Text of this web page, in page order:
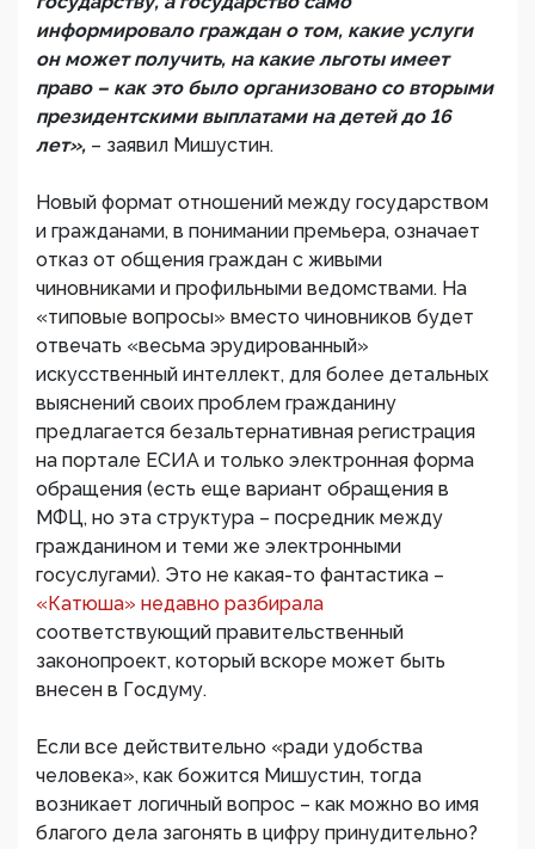
информировало граждан о том, какие услуги
он может получить, на какие льготы имеет
право – как это было организовано со вторыми
президентскими выплатами на детей до 16
лет», – заявил Мишустин.
Новый формат отношений между государством
и гражданами, в понимании премьера, означает
отказ от общения граждан с живыми
чиновниками и профильными ведомствами. На
«типовые вопросы» вместо чиновников будет
отвечать «весьма эрудированный»
искусственный интеллект, для более детальных
выяснений своих проблем гражданину
предлагается безальтернативная регистрация
на портале ЕСИА и только электронная форма
обращения (есть еще вариант обращения в
МФЦ, но эта структура – посредник между
гражданином и теми же электронными
госуслугами). Это не какая-то фантастика –
«Катюша» недавно разбирала
соответствующий правительственный
законопроект, который вскоре может быть
внесен в Госдуму.
Если все действительно «ради удобства
человека», как божится Мишустин, тогда
возникает логичный вопрос – как можно во имя
благого дела загонять в цифру принудительно?